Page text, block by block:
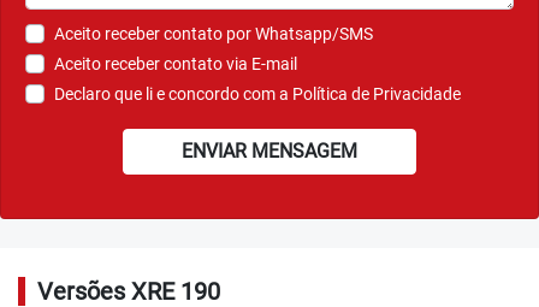
Aceito receber contato por Whatsapp/SMS
Aceito receber contato via E-mail
Declaro que li e concordo com a Política de Privacidade
ENVIAR MENSAGEM
Versões XRE 190